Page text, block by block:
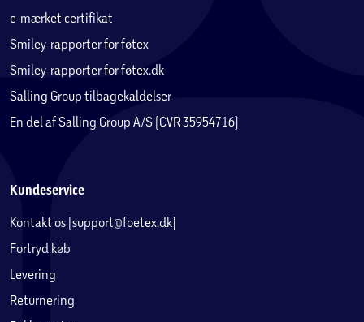
e-mærket certifikat
Smiley-rapporter for føtex
Smiley-rapporter for føtex.dk
Salling Group tilbagekaldelser
En del af Salling Group A/S (CVR 35954716)
Kundeservice
Kontakt os (support@foetex.dk)
Fortryd køb
Levering
Returnering